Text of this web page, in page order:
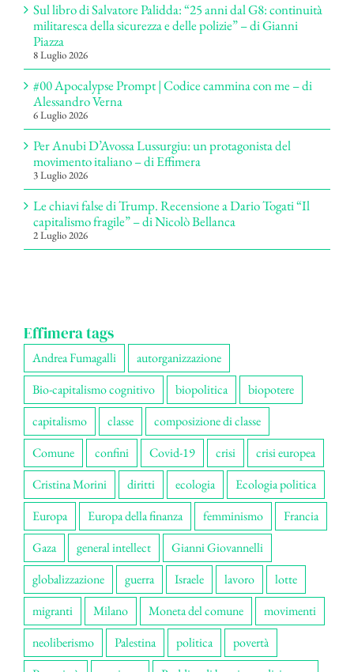
Sul libro di Salvatore Palidda: “25 anni dal G8: continuità
militaresca della sicurezza e delle polizie” – di Gianni
Piazza
8 Luglio 2026
#00 Apocalypse Prompt | Codice cammina con me – di
Alessandro Verna
6 Luglio 2026
Per Anubi D’Avossa Lussurgiu: un protagonista del
movimento italiano – di Effimera
3 Luglio 2026
Le chiavi false di Trump. Recensione a Dario Togati “Il
capitalismo fragile” – di Nicolò Bellanca
2 Luglio 2026
Effimera tags
Andrea Fumagalli
autorganizzazione
Bio-capitalismo cognitivo
biopolitica
biopotere
capitalismo
classe
composizione di classe
Comune
confini Covid-19 crisi
crisi europea
Cristina Morini
diritti ecologia
Ecologia politica
Europa
Europa della finanza femminismo
Francia
Gaza
general intellect
Gianni Giovannelli
globalizzazione
guerra Israele lavoro
lotte
migranti
Milano Moneta del comune
movimenti
neoliberismo
Palestina politica
povertà